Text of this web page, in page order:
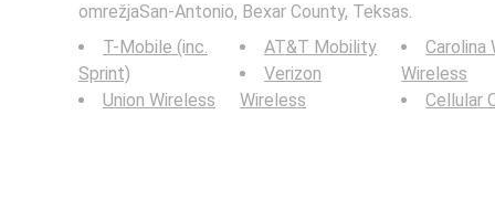
omrežjaSan-Antonio, Bexar County, Teksas.
T-Mobile (inc.
Sprint)
Union Wireless
AT&T Mobility
Verizon
Wireless
Carolina
Wireless
Cellular